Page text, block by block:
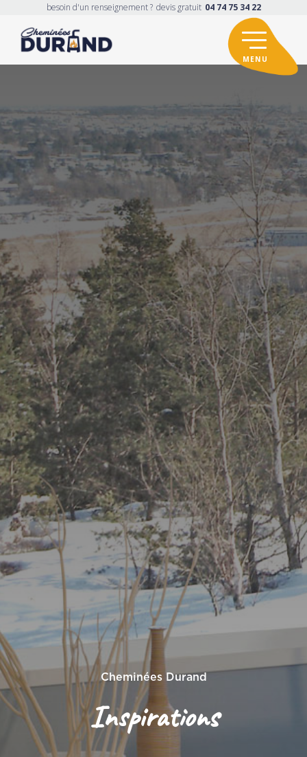
besoin d'un renseignement ? devis gratuit 04 74 75 34 22
Cheminées Durand
Inspirations